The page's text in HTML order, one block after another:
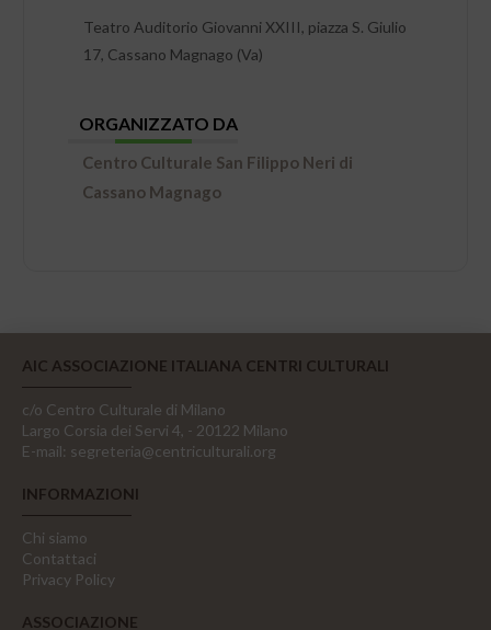
Teatro Auditorio Giovanni XXIII, piazza S. Giulio
17, Cassano Magnago (Va)
ORGANIZZATO DA
Centro Culturale San Filippo Neri di
Cassano Magnago
AIC ASSOCIAZIONE ITALIANA CENTRI CULTURALI
c/o Centro Culturale di Milano
Largo Corsia dei Servi 4, - 20122 Milano
E-mail: segreteria@centriculturali.org
INFORMAZIONI
Chi siamo
Contattaci
Privacy Policy
ASSOCIAZIONE